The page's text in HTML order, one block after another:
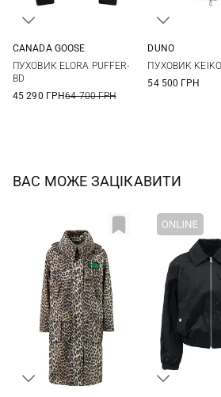
CANADA GOOSE
ПУХОВИК ELORA PUFFER-
BD
45 290 ГРН64 700 ГРН
DUNO
ПУХОВИК KEIKO
54 500 ГРН
ВАС МОЖЕ ЗАЦІКАВИТИ